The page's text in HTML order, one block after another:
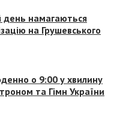
день намагаються
на Грушевського
о 9:00 у хвилину
та Гімн України